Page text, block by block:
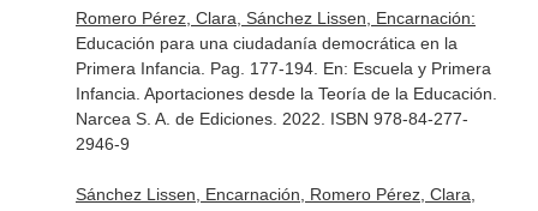
Romero Pérez, Clara, Sánchez Lissen, Encarnación:
Educación para una ciudadanía democrática en la
Primera Infancia. Pag. 177-194. En: Escuela y Primera
Infancia. Aportaciones desde la Teoría de la Educación
Narcea S. A. de Ediciones. 2022. ISBN 978-84-277-
2946-9
Sánchez Lissen, Encarnación, Romero Pérez, Clara,